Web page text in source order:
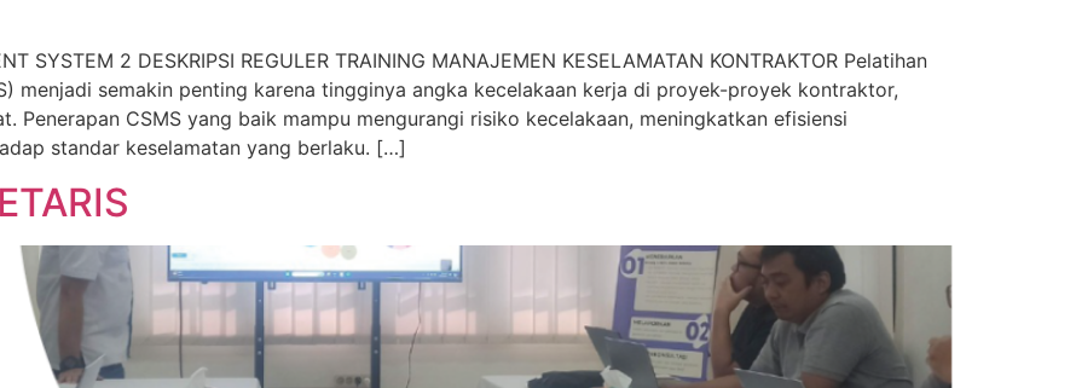
SYSTEM 2 DESKRIPSI REGULER TRAINING MANAJEMEN KESELAMATAN KONTRAKTOR Pelatihan
menjadi semakin penting karena tingginya angka kecelakaan kerja di proyek-proyek kontraktor,
CSMS yang baik mampu mengurangi risiko kecelakaan, meningkatkan efisiensi
standar keselamatan yang berlaku. […]